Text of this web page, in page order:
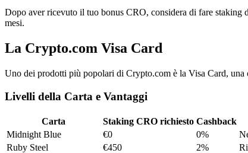
Dopo aver ricevuto il tuo bonus CRO, considera di fare staking
mesi.
La Crypto.com Visa Card
Uno dei prodotti più popolari di Crypto.com è la Visa Card, una
Livelli della Carta e Vantaggi
Carta Staking CRO richiesto Cashback
Midnight Blue
€0 0%
Ruby Steel
€450 2%